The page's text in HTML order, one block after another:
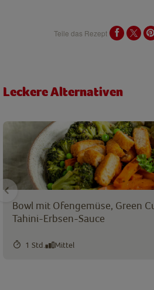
Teile das Rezept
Leckere Alternativen
Bowl mit Ofengemüse, Green
Tahini-Erbsen-Sauce
1 Std. Mittel